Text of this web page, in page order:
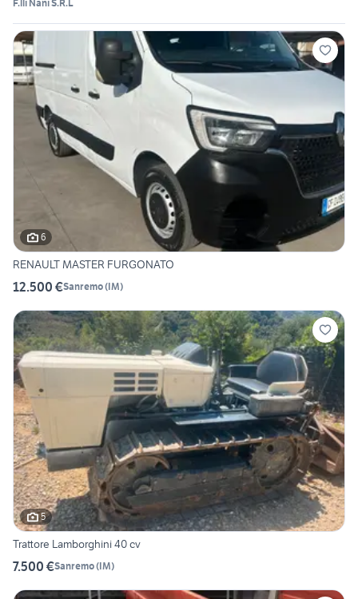
F.lli Nani S.R.L
6
RENAULT MASTER FURGONATO
12.500 €Sanremo(IM)
5
Trattore Lamborghini 40 cv
7.500 €Sanremo(IM)